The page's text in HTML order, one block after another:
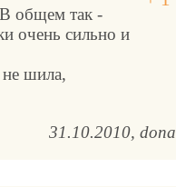
В общем так -
очень сильно и
шила,
31.10.2010 dona